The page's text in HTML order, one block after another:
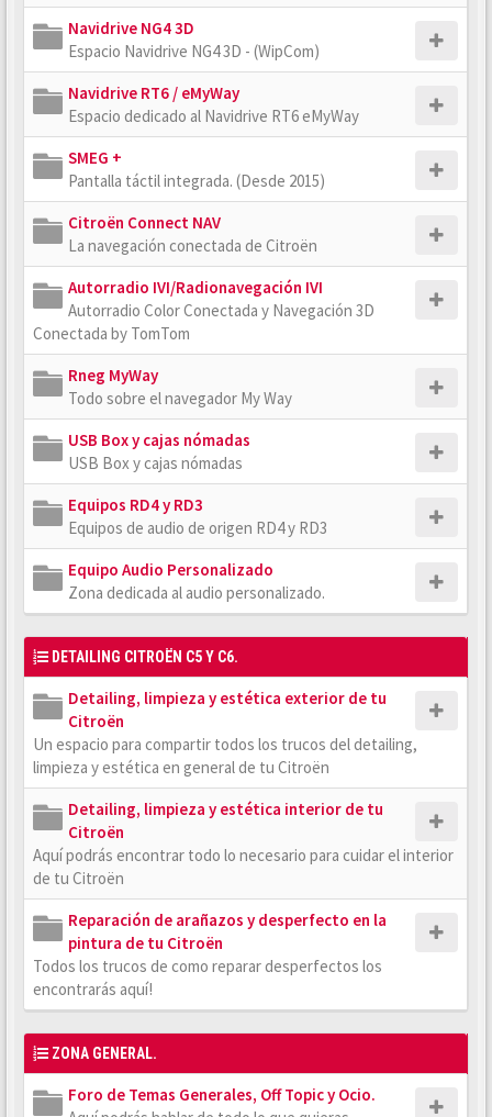
Navidrive NG4 3D
Espacio Navidrive NG4 3D - (WipCom)
Navidrive RT6 / eMyWay
Espacio dedicado al Navidrive RT6 eMyWay
SMEG +
Pantalla táctil integrada. (Desde 2015)
Citroën Connect NAV
La navegación conectada de Citroën
Autorradio IVI/Radionavegación IVI
Autorradio Color Conectada y Navegación 3D
Conectada by TomTom
Rneg MyWay
Todo sobre el navegador My Way
USB Box y cajas nómadas
USB Box y cajas nómadas
Equipos RD4 y RD3
Equipos de audio de origen RD4 y RD3
Equipo Audio Personalizado
Zona dedicada al audio personalizado.
DETAILING CITROËN C5 Y C6.
Detailing, limpieza y estética exterior de tu
Citroën
Un espacio para compartir todos los trucos del detailing,
limpieza y estética en general de tu Citroën
Detailing, limpieza y estética interior de tu
Citroën
Aquí podrás encontrar todo lo necesario para cuidar el interior
de tu Citroën
Reparación de arañazos y desperfecto en la
pintura de tu Citroën
Todos los trucos de como reparar desperfectos los
encontrarás aquí!
ZONA GENERAL.
Foro de Temas Generales, Off Topic y Ocio.